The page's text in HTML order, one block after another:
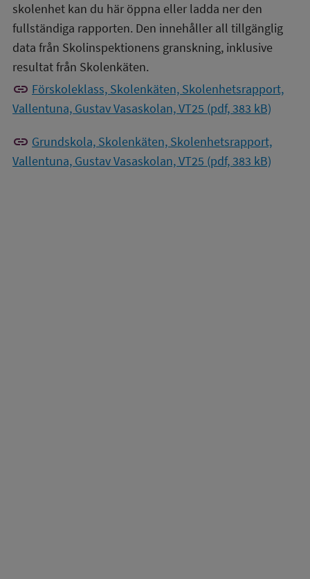
skolenhet kan du här öppna eller ladda ner den
fullständiga rapporten. Den innehåller all tillgänglig
data från Skolinspektionens granskning, inklusive
resultat från Skolenkäten.
link Förskoleklass, Skolenkäten, Skolenhetsrapport,
Vallentuna, Gustav Vasaskolan, VT25 (pdf, 383 kB)
link Grundskola, Skolenkäten, Skolenhetsrapport,
Vallentuna, Gustav Vasaskolan, VT25 (pdf, 383 kB)